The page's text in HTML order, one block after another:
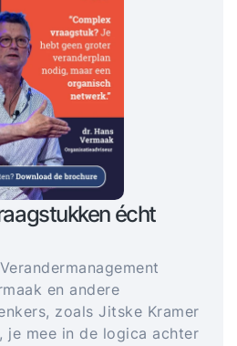
écht
en andere
zoals Jitske Kramer
je mee in de logica achter